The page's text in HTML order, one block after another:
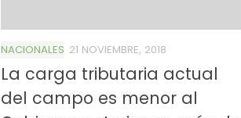
NACIONALES 21 NOVIEMBRE, 2018
La carga tributaria actual
del campo es menor al